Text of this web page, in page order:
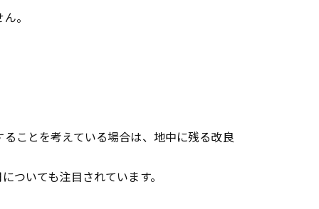
。
ことを考えている場合は、地中に残る改良
ついても注目されています。